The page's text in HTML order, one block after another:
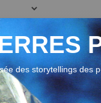
des storytellings des